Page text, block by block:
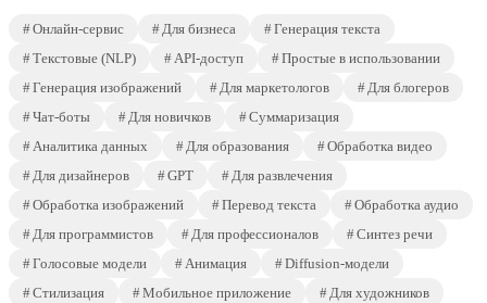
Онлайн-сервис Для бизнеса
Генерация текста
Текстовые (NLP)
API-доступ
Простые в использовании
Генерация изображений
Для маркетологов
Для блогеров
Чат-боты
Для новичков
Суммаризация
Аналитика данных
Для образования
Обработка видео
Для дизайнеров
GPT
Для развлечения
Обработка изображений
Перевод текста
Обработка аудио
Для программистов
Для профессионалов
Синтез речи
Голосовые модели
Анимация
Diffusion-модели
Стилизация
Мобильное приложение
Для художников